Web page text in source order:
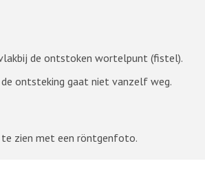
de ontstoken wortelpunt (fistel).
ontsteking gaat niet vanzelf weg.
zien met een röntgenfoto.